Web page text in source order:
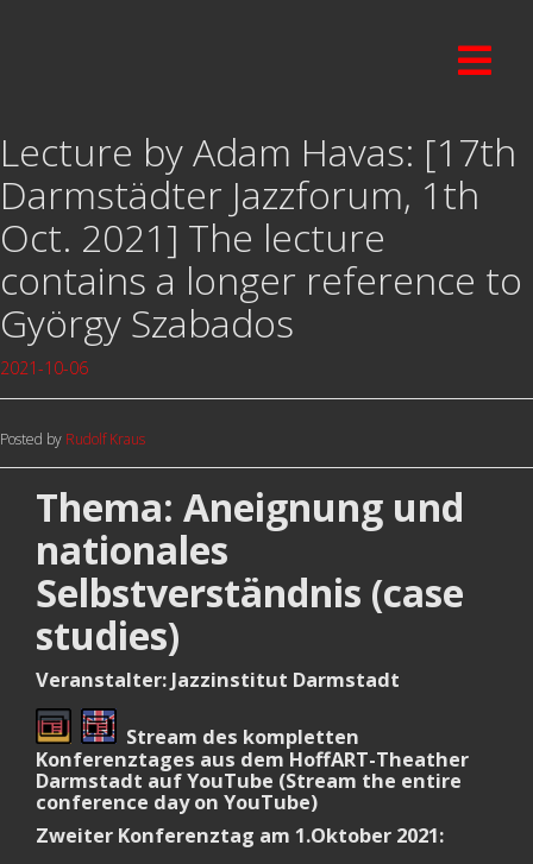
Lecture by Adam Havas: [17th
Darmstädter Jazzforum, 1th
Oct. 2021] The lecture
contains a longer reference to
György Szabados
2021-10-06
Posted by Rudolf Kraus
Thema: Aneignung und
nationales
Selbstverständnis (case
studies)
Veranstalter: Jazzinstitut Darmstadt
Stream des kompletten
Konferenztages aus dem HoffART-Theather
Darmstadt auf YouTube (Stream the entire
conference day on YouTube)
Zweiter Konferenztag am 1.Oktober 2021: